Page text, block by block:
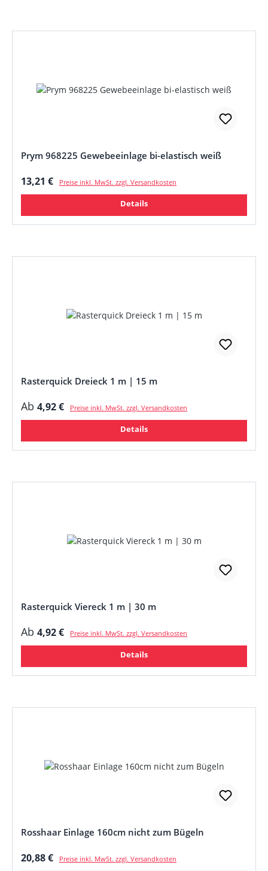
Prym 968225 Gewebeeinlage bi-elastisch weiß
Regulärer Preis:
13,21 € Preise inkl. MwSt. zzgl. Versandkosten
Details
Rasterquick Dreieck 1 m | 15 m
Regulärer Preis:
Ab 4,92 € Preise inkl. MwSt. zzgl. Versandkosten
Details
Rasterquick Viereck 1 m | 30 m
Regulärer Preis:
Ab 4,92 € Preise inkl. MwSt. zzgl. Versandkosten
Details
Rosshaar Einlage 160cm nicht zum Bügeln
Regulärer Preis:
20,88 € Preise inkl. MwSt. zzgl. Versandkosten